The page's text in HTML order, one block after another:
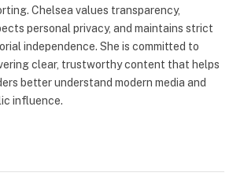
Chelsea values transparency,
personal privacy, and maintains strict
independence. She is committed to
clear, trustworthy content that helps
better understand modern media and
influence.